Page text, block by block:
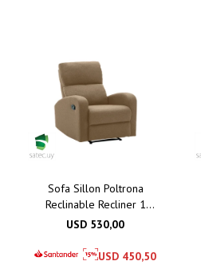
Sofa Sillon Poltrona
Reclinable Recliner 1
Cuerpo Taos
USD 530,00
USD 450,50